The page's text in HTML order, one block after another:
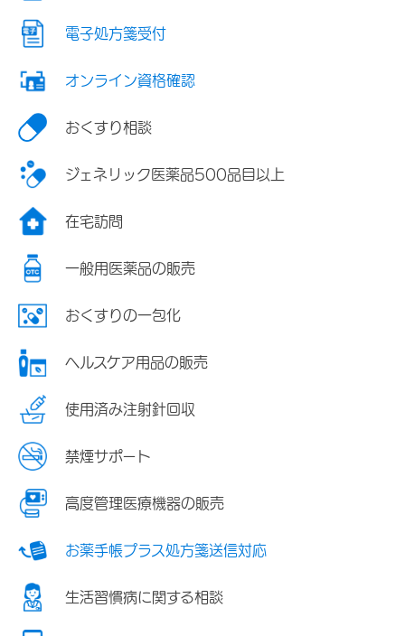
電子処方箋受付
オンライン資格確認
おくすり相談
ジェネリック医薬品500品目以上
在宅訪問
一般用医薬品の販売
おくすりの一包化
ヘルスケア用品の販売
使用済み注射針回収
禁煙サポート
高度管理医療機器の販売
お薬手帳プラス処方箋送信対応
生活習慣病に関する相談